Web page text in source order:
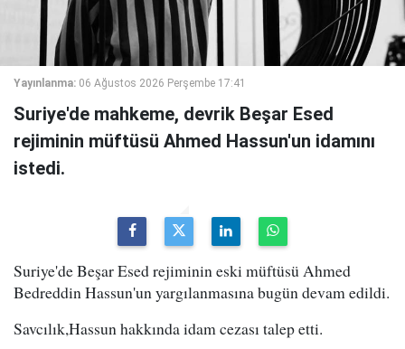
Yayınlanma: 06 Ağustos 2026 Perşembe 17:41
Suriye'de mahkeme, devrik Beşar Esed
rejiminin müftüsü Ahmed Hassun'un idamını
istedi.
Suriye'de Beşar Esed rejiminin eski müftüsü Ahmed
Bedreddin Hassun'un yargılanmasına bugün devam edildi.
Savcılık,Hassun hakkında idam cezası talep etti.